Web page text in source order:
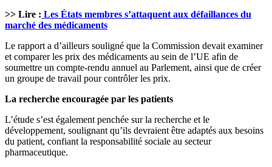
>> Lire : Les États membres s’attaquent aux défaillances du
marché des médicaments
Le rapport a d’ailleurs souligné que la Commission devait examiner
et comparer les prix des médicaments au sein de l’UE afin de
soumettre un compte-rendu annuel au Parlement, ainsi que de créer
un groupe de travail pour contrôler les prix.
La recherche encouragée par les patients
L’étude s’est également penchée sur la recherche et le
développement, soulignant qu’ils devraient être adaptés aux besoins
du patient, confiant la responsabilité sociale au secteur
pharmaceutique.